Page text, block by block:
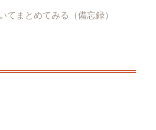
てまとめてみる（備忘録）